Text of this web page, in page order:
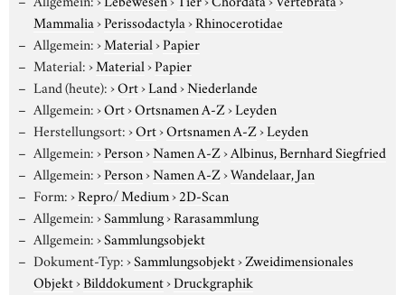
Mammalia›Perissodactyla›Rhinocerotidae
Allgemein:›Material›Papier
Material:›Material›Papier
Land (heute):›Ort›Land›Niederlande
Allgemein:›Ort›Ortsnamen A-Z›Leyden
Herstellungsort:›Ort›Ortsnamen A-Z›Leyden
Allgemein:›Person›Namen A-Z›Albinus, Bernhard Siegfried
Allgemein:›Person›Namen A-Z›Wandelaar, Jan
Form:›Repro/ Medium›2D-Scan
Allgemein:›Sammlung›Rarasammlung
Allgemein:›Sammlungsobjekt
Dokument-Typ:›Sammlungsobjekt›Zweidimensionales
Objekt›Bilddokument›Druckgraphik